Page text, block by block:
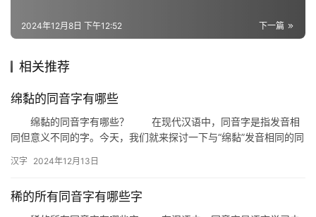
组
拼
下一篇
2024年12月8日 下午12:52
相关推荐
绵黏的同音字有哪些
绵黏的同音字有哪些？ 在现代汉语中，同音字是指发音相
同但意义不同的字。今天，我们就来探讨一下与“绵黏”发音相同的同
汉字 2024年12月13日
稀的所有同音字有哪些字